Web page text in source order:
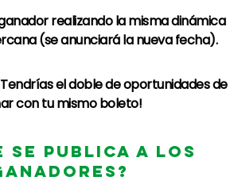
realizando la misma dinámica
(se anunciará la nueva fecha).
el doble de oportunidades de
con tu mismo boleto!
SE PUBLICA A LOS